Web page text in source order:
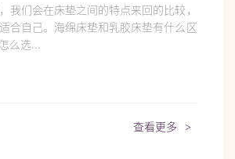
我们会在床垫之间的特点来回的比较，
合自己。海绵床垫和乳胶床垫有什么区
么选...
查看更多 >